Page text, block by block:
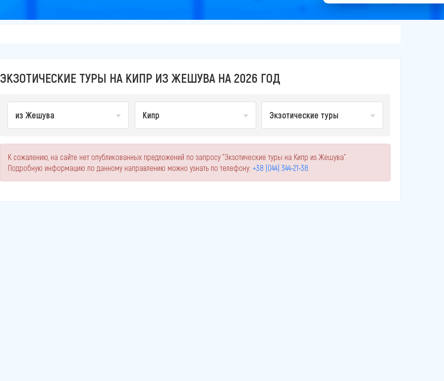
ЭКЗОТИЧЕСКИЕ ТУРЫ НА КИПР ИЗ ЖЕШУВА НА 2026 ГОД
из Жешува Кипр Экзотические туры
К сожалению, на сайте нет опубликованных предложений по запросу "Экзотические туры на Кипр из Жешува".
Подробную информацию по данному направлению можно узнать по телефону: +38 (044) 344-21-38